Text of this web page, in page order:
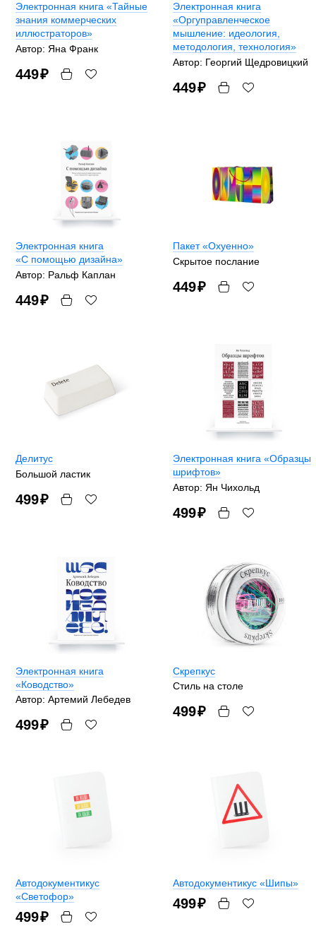
Электронная книга «Тайные
знания коммерческих
иллюстраторов»
Автор: Яна Франк
449₽
Электронная книга
«Оргуправленческое
мышление: идеология,
методология, технология»
Автор: Георгий Щедровицкий
449₽
Электронная книга
«С помощью дизайна»
Автор: Ральф Каплан
449₽
Пакет «Охуенно»
Скрытое послание
449₽
Делитус
Большой ластик
499₽
Электронная книга «Образцы
шрифтов»
Автор: Ян Чихольд
499₽
Электронная книга
«Ководство»
Автор: Артемий Лебедев
499₽
Скрепкус
Стиль на столе
499₽
Автодокументикус
«Светофор»
499₽
Автодокументикус «Шипы»
499₽